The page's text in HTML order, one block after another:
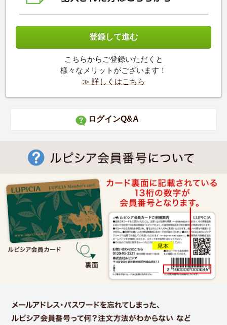
こちらからご登録いただくと
様々なメリットがございます！
≫ 詳しくはこちら